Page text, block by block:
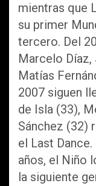
mientras que
su primer
tercero. Del
Marcelo
Matías
2007 siguen
de Isla (33),
Sánchez (32)
el Last
años, el Niño
la siguiente